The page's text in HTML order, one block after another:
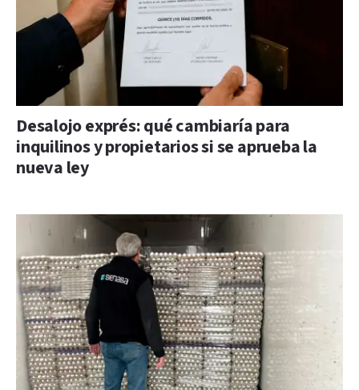
Desalojo exprés: qué cambiaría para
inquilinos y propietarios si se aprueba la
nueva ley